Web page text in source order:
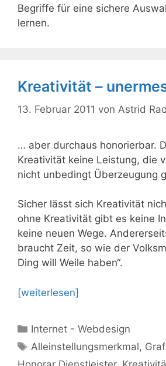
Begriffe für eine sichere
lernen.
Kreativität –
13. Februar 2011 von Astrid
… aber durchaus honorierbar.
Kreativität keine Leistung, die
nicht unbedingt Überzeugung
Sicher lässt sich Kreativität
ohne Kreativität gibt es keine
keine neuen Wege.
braucht Zeit, so wie der
Ding will Weile haben“.
[weiterlesen]
Kategorien
Internet - Webdesign
Schlagwörter
Alleinstellungsmerkmal,